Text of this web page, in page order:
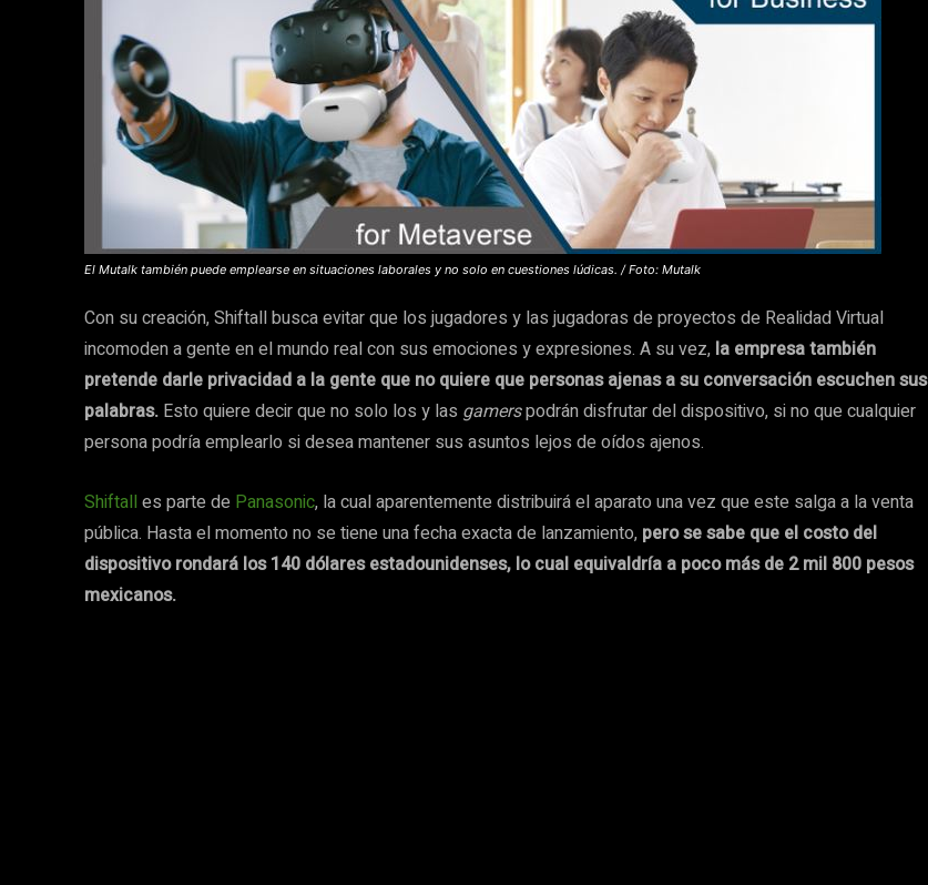
El Mutalk también puede emplearse en situaciones laborales y no solo en cuestiones lúdicas. / Foto: Mutalk
Con su creación, Shiftall busca evitar que los jugadores y las jugadoras de proyectos de Realidad Virtual
incomoden a gente en el mundo real con sus emociones y expresiones. A su vez, la empresa también
pretende darle privacidad a la gente que no quiere que personas ajenas a su conversación escuchen sus
palabras. Esto quiere decir que no solo los y las gamerspodrán disfrutar del dispositivo, si no que cualquier
persona podría emplearlo si desea mantener sus asuntos lejos de oídos ajenos.
Shiftall es parte de Panasonic, la cual aparentemente distribuirá el aparato una vez que este salga a la venta
pública. Hasta el momento no se tiene una fecha exacta de lanzamiento, pero se sabe que el costo del
dispositivo rondará los 140 dólares estadounidenses, lo cual equivaldría a poco más de 2 mil 800 pesos
mexicanos.